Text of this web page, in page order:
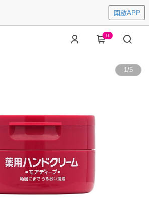
開啟APP
0
1/5